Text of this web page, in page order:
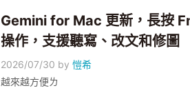
Gemini for Mac 更新，長按
操作，支援聽寫、改文和修圖
2026/07/30 by愷希
越來越方便ㄌ